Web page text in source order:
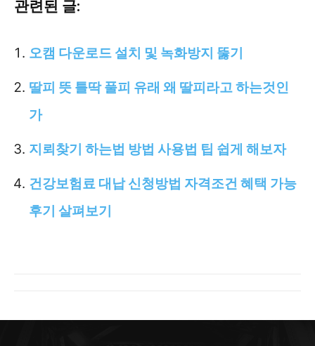
관련된 글:
오캠 다운로드 설치 및 녹화방지 뚫기
딸피 뜻 틀딱 풀피 유래 왜 딸피라고 하는것인
가
지뢰찾기 하는법 방법 사용법 팁 쉽게 해보자
건강보험료 대납 신청방법 자격조건 혜택 가능
후기 살펴보기